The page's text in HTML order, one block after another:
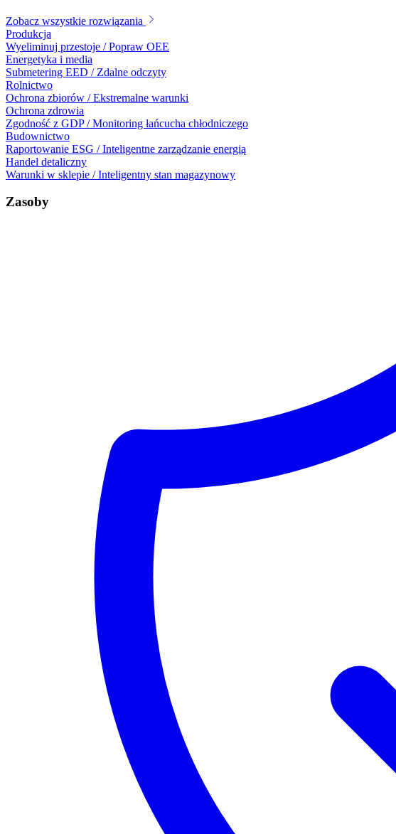
Zobacz wszystkie rozwiązania
Produkcja
Wyeliminuj przestoje / Popraw OEE
Energetyka i media
Submetering EED / Zdalne odczyty
Rolnictwo
Ochrona zbiorów / Ekstremalne warunki
Ochrona zdrowia
Zgodność z GDP / Monitoring łańcucha chłodniczego
Budownictwo
Raportowanie ESG / Inteligentne zarządzanie energią
Handel detaliczny
Warunki w sklepie / Inteligentny stan magazynowy
Zasoby